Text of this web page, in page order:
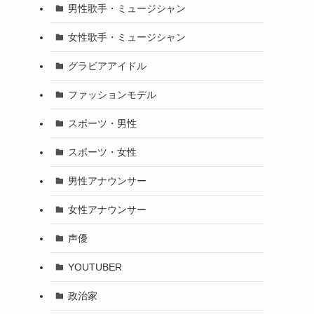
男性歌手・ミュージシャン
女性歌手・ミュージシャン
グラビアアイドル
ファッションモデル
スポーツ・男性
スポーツ・女性
男性アナウンサー
女性アナウンサー
声優
YOUTUBER
政治家